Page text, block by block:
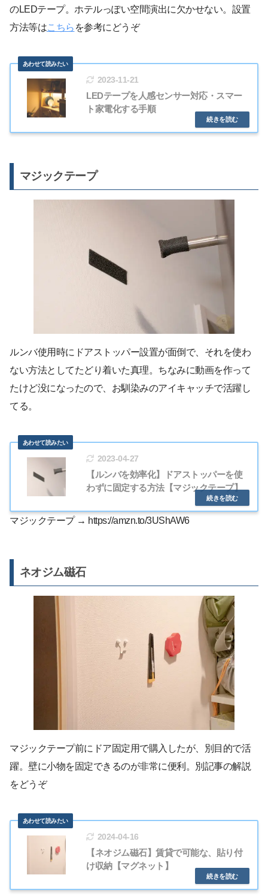
のLEDテープ。ホテルっぽい空間演出に欠かせない。設置
方法等はこちら を参考にどうぞ
2023-11-21
LEDテープを人感センサー対応・スマー
ト家電化する手順
マジックテープ
ルンバ使用時にドアストッパー設置が面倒で、それを使わ
ない方法としてたどり着いた真理。ちなみに動画を作って
たけど没になったので、お馴染みのアイキャッチで活躍し
てる。
2023-04-27
【ルンバを効率化】ドアストッパーを使
わずに固定する方法【マジックテープ】
マジックテープ → https://amzn.to/3UShAW6
ネオジム磁石
マジックテープ前にドア固定用で購入したが、別目的で活
躍。壁に小物を固定できるのが非常に便利。別記事の解説
をどうぞ
2024-04-16
【ネオジム磁石】賃貸で可能な、貼り付
け収納【マグネット】